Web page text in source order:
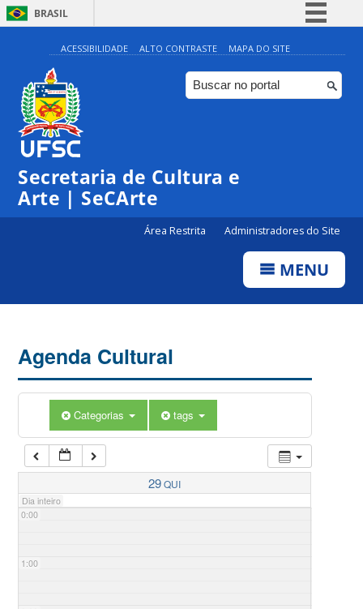
BRASIL
Simplifique!
Comunica BR
Participe
ACESSIBILIDADE ALTO CONTRASTE MAPA DO SITE
Secretaria de Cultura e
Arte | SeCArte
Área Restrita Administradores do Site
MENU
Agenda Cultural
Categorias tags
29QUI
Dia inteiro
0:00
1:00